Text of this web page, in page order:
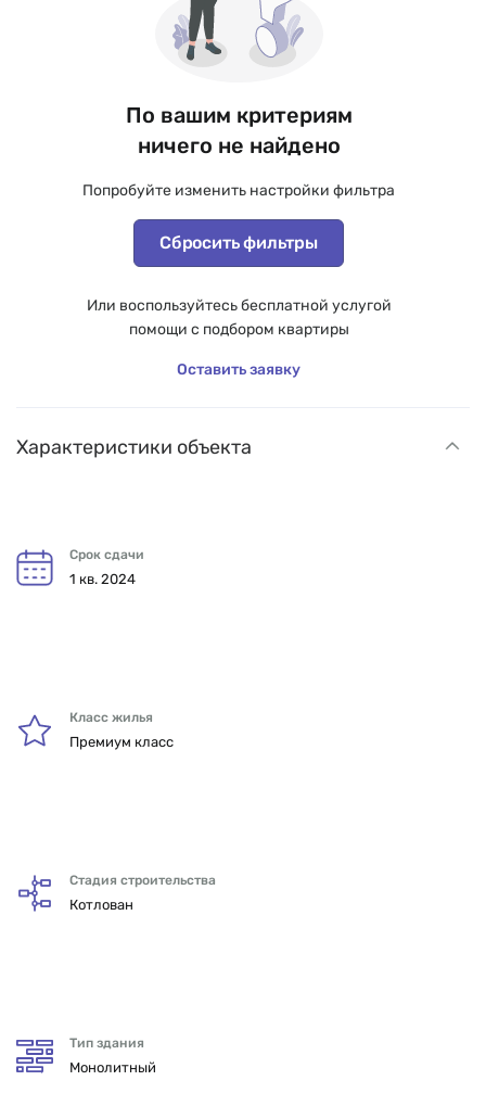
По вашим критериям
ничего не найдено
Попробуйте изменить настройки фильтра
Сбросить фильтры
Или воспользуйтесь бесплатной услугой
помощи с подбором квартиры
Оставить заявку
Характеристики объекта
Срок сдачи
1 кв. 2024
Класс жилья
Премиум класс
Стадия строительства
Котлован
Тип здания
Монолитный